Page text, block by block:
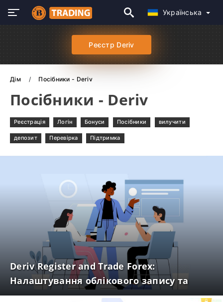
Українська
Реєстр Deriv
Дім Посібники - Deriv
Посібники - Deriv
Реєстрація Логін Бонуси Посібники вилучити
депозит Перевірка Підтримка
Deriv Register and Trade Forex:
Налаштування облікового запису та
кроки для торгівлі